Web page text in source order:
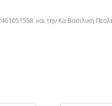
και την Κα Βασιλική